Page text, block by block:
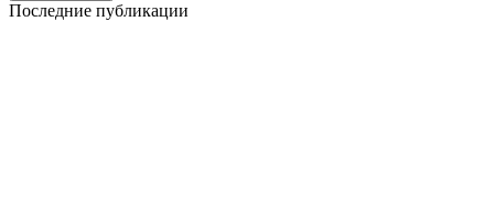
Последние публикации